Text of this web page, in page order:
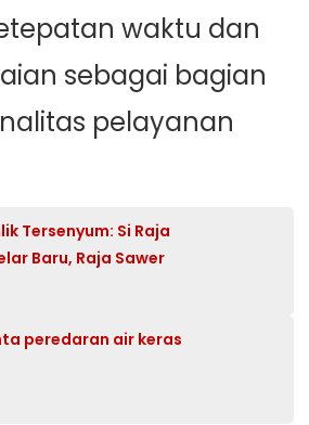
waktu dan
sebagai bagian
pelayanan
Tersenyum: Si Raja
Baru, Raja Sawer
peredaran air keras